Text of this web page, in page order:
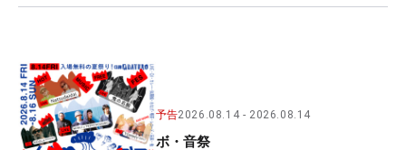
予告2026.08.14 2026.08.14
ボ・音祭